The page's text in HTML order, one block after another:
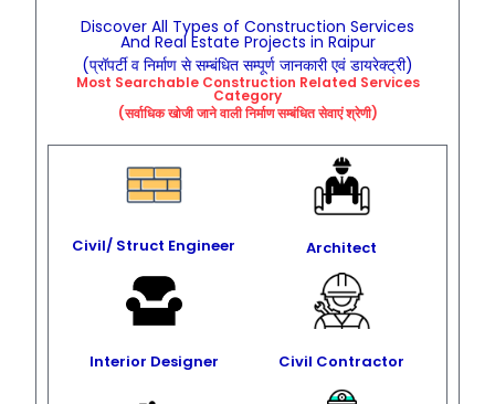
Discover All Types of Construction Services
And Real Estate Projects in Raipur
(प्रॉपर्टी व निर्माण से सम्बंधित सम्पूर्ण जानकारी एवं डायरेक्ट्री)
Most Searchable Construction Related Services
Category
(सर्वाधिक खोजी जाने वाली निर्माण सम्बंधित सेवाएं श्रेणी)
Civil/ Struct Engineer Architect
Interior Designer Civil Contractor